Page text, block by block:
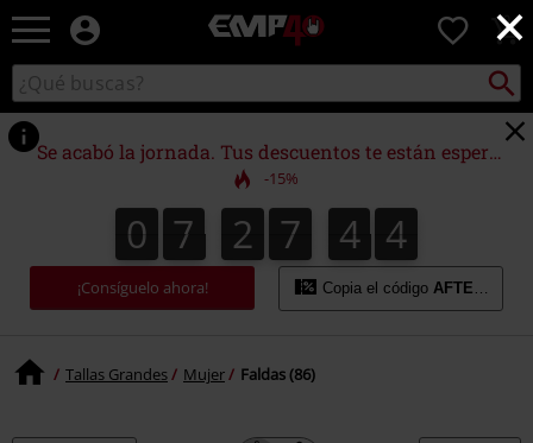
×
EMP
Música,
TV
&
Gaming
Merch
-
Ropa
Alternativa
0
Buscar
en
el
catálogo
Buscar
Se acabó la jornada. Tus descuentos te están esperando.
-15%
0
0 7
7 2
2 7
7 4
5
4 2
3
2
4
3
¡Consíguelo ahora! Copia el código AFTERWORK
Tallas Grandes Mujer Faldas (86)